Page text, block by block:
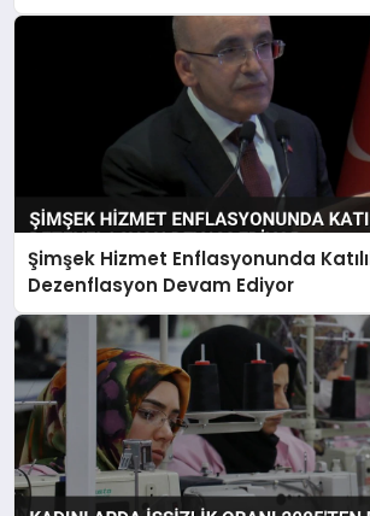
Şimşek Hizmet Enflasyonunda
Dezenflasyon Devam Ediyor